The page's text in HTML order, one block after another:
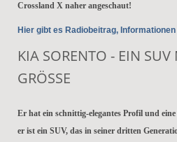
Crossland X naher angeschaut!
Hier gibt es Radiobeitrag,
KIA SORENTO - EIN
GRÖSSE
Er hat ein schnittig-elegantes Profil und
er ist ein SUV, das in seiner dritten